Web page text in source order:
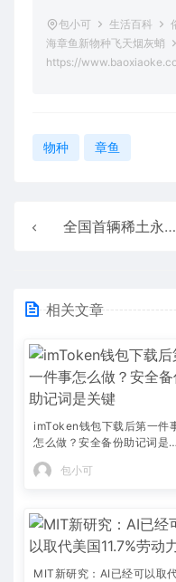
包小可 生活百科
海章鱼新物种飞天烟灰蛸
https://
物种 章鱼
全国首辆稀土永磁卡轨车下线：体积减小50% 扭矩提升30%
相关文章
imToken钱包下载后第一件
怎么做？安全备份助记词是关
键
包小可
MIT新研究：AI已经可以取